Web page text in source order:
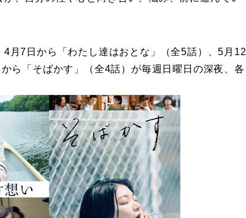
月7日から「わたし達はおとな」（全5話）、5月12
ら「そばかす」（全4話）が毎週日曜日の深夜、各